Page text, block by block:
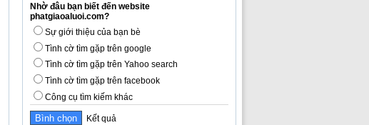
Nhờ đâu bạn biết đến website
phatgiaoaluoi.com?
Sự giới thiệu của bạn bè
Tình cờ tìm gặp trên google
Tình cờ tìm gặp trên Yahoo search
Tình cờ tìm gặp trên facebook
Công cụ tìm kiếm khác
Kết quả